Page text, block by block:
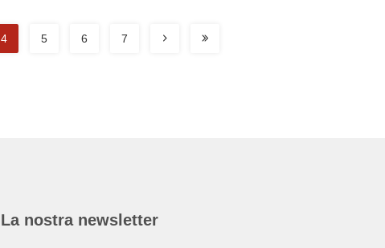
4 5 6 7
La nostra newsletter